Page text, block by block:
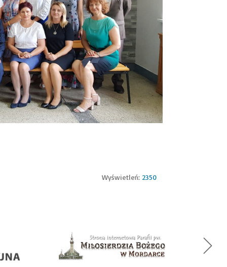
Wyświetleń: 2350